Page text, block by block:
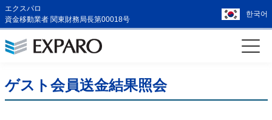
エクスパロ
資金移動業者 関東財務局長第00018号
한국어
ゲスト会員送金結果照会